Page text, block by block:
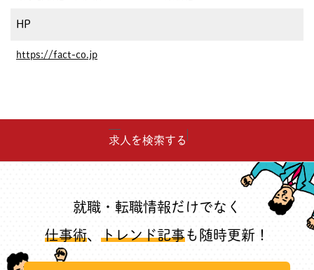
HP
https://fact-co.jp
求人を検索する
就職・転職情報だけでなく
仕事術、 トレンド記事も随時更新！